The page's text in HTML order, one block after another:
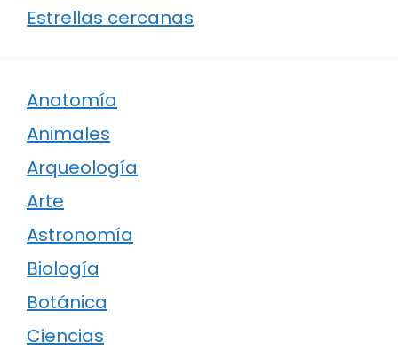
Estrellas cercanas
Anatomía
Animales
Arqueología
Arte
Astronomía
Biología
Botánica
Ciencias